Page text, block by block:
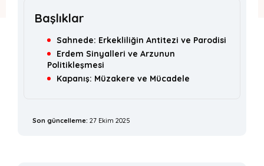
Başlıklar
Sahnede: Erkekliliğin Antitezi ve Parodisi
Erdem Sinyalleri ve Arzunun
Politikleşmesi
Kapanış: Müzakere ve Mücadele
Son güncelleme: 27 Ekim 2025